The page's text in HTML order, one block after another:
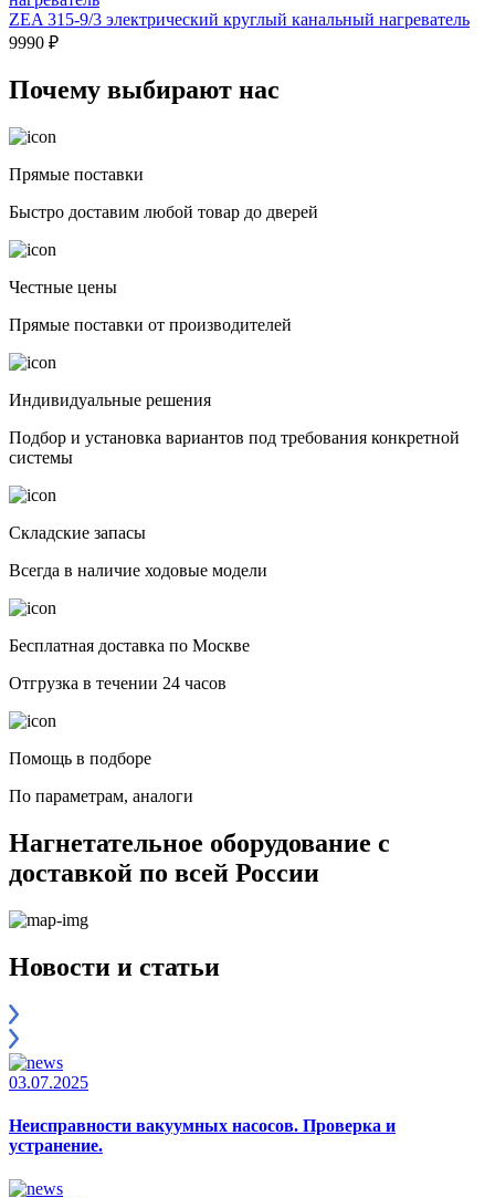
ZEA 315-9/3 электрический круглый канальный нагреватель
9990 ₽
Почему выбирают нас
Прямые поставки
Быстро доставим любой товар до дверей
Честные цены
Прямые поставки от производителей
Индивидуальные решения
Подбор и установка вариантов под требования конкретной
системы
Складские запасы
Всегда в наличие ходовые модели
Бесплатная доставка по Москве
Отгрузка в течении 24 часов
Помощь в подборе
По параметрам, аналоги
Нагнетательное оборудование с
доставкой по всей России
Новости и статьи
03.07.2025
Неисправности вакуумных насосов. Проверка и
устранение.